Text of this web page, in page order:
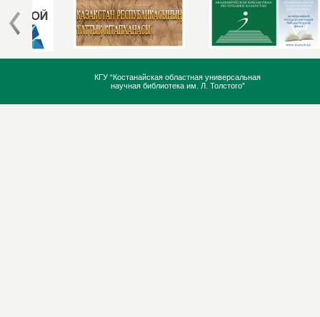
КГУ “Костанайская областная универсальная
научная библиотека им. Л. Толстого”